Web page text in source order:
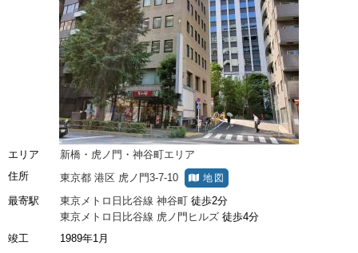
エリア
新橋・虎ノ門・神谷町エリア
住所
東京都 港区 虎ノ門3-7-10 地図
最寄駅 東京メトロ日比谷線 神谷町 徒歩2分
東京メトロ日比谷線 虎ノ門ヒルズ 徒歩4分
竣工
1989年1月